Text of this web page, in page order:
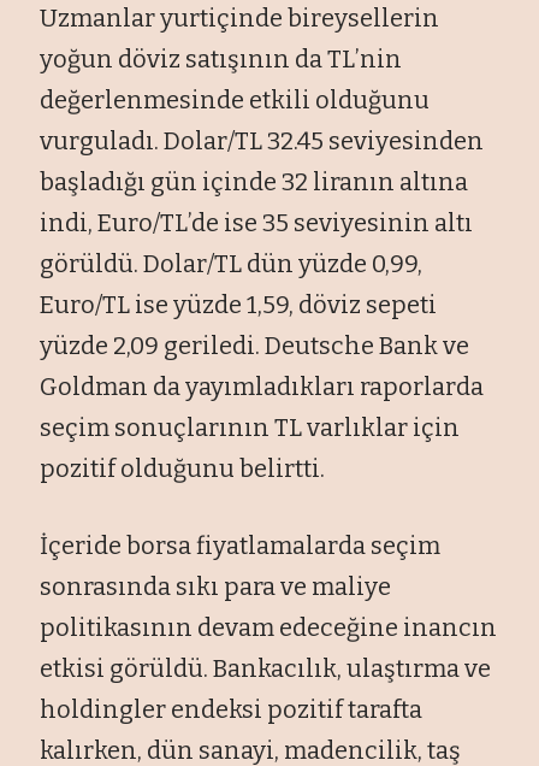
Uzmanlar yurtiçinde bireysellerin
yoğun döviz satışının da TL’nin
değerlenmesinde etkili olduğunu
vurguladı. Dolar/TL 32.45 seviyesinden
başladığı gün içinde 32 liranın altına
indi, Euro/TL’de ise 35 seviyesinin altı
görüldü. Dolar/TL dün yüzde 0,99,
Euro/TL ise yüzde 1,59, döviz sepeti
yüzde 2,09 geriledi. Deutsche Bank ve
Goldman da yayımladıkları raporlarda
seçim sonuçlarının TL varlıklar için
pozitif olduğunu belirtti.
İçeride borsa fiyatlamalarda seçim
sonrasında sıkı para ve maliye
politikasının devam edeceğine inancın
etkisi görüldü. Bankacılık, ulaştırma ve
holdingler endeksi pozitif tarafta
kalırken, dün sanayi, madencilik, taş